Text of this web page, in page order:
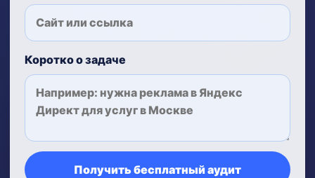
Коротко о задаче
Получить бесплатный аудит